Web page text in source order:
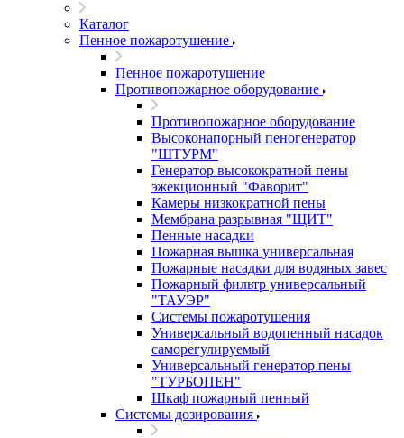
Каталог
Пенное пожаротушение
Пенное пожаротушение
Противопожарное оборудование
Противопожарное оборудование
Высоконапорный пеногенератор
"ШТУРМ"
Генератор высокократной пены
эжекционный "Фаворит"
Камеры низкократной пены
Мембрана разрывная "ЩИТ"
Пенные насадки
Пожарная вышка универсальная
Пожарные насадки для водяных завес
Пожарный фильтр универсальный
"ТАУЭР"
Системы пожаротушения
Универсальный водопенный насадок
саморегулируемый
Универсальный генератор пены
"ТУРБОПЕН"
Шкаф пожарный пенный
Системы дозирования